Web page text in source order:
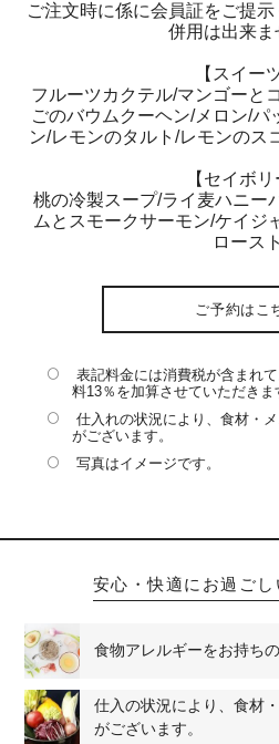
ご注文時に係に会員証をご提
併用は出来ま
【スイー
フルーツカクテル/マンゴーと
ごのバウムクーヘン/メロン/パ
ン/レモンのタルト/レモンのス
【セイボリ
桃の冷製スープ/ライ麦ハニー
ムとスモークサーモン/ケイジ
ロースト
ご予約はこ
表記料金には消費税が含まれ
料13％を加算させていただきま
仕入れの状況により、食材・
がございます。
写真はイメージです。
安心・快適にお過ご
食物アレルギーをお持ち
仕入の状況により、食材
がございます。